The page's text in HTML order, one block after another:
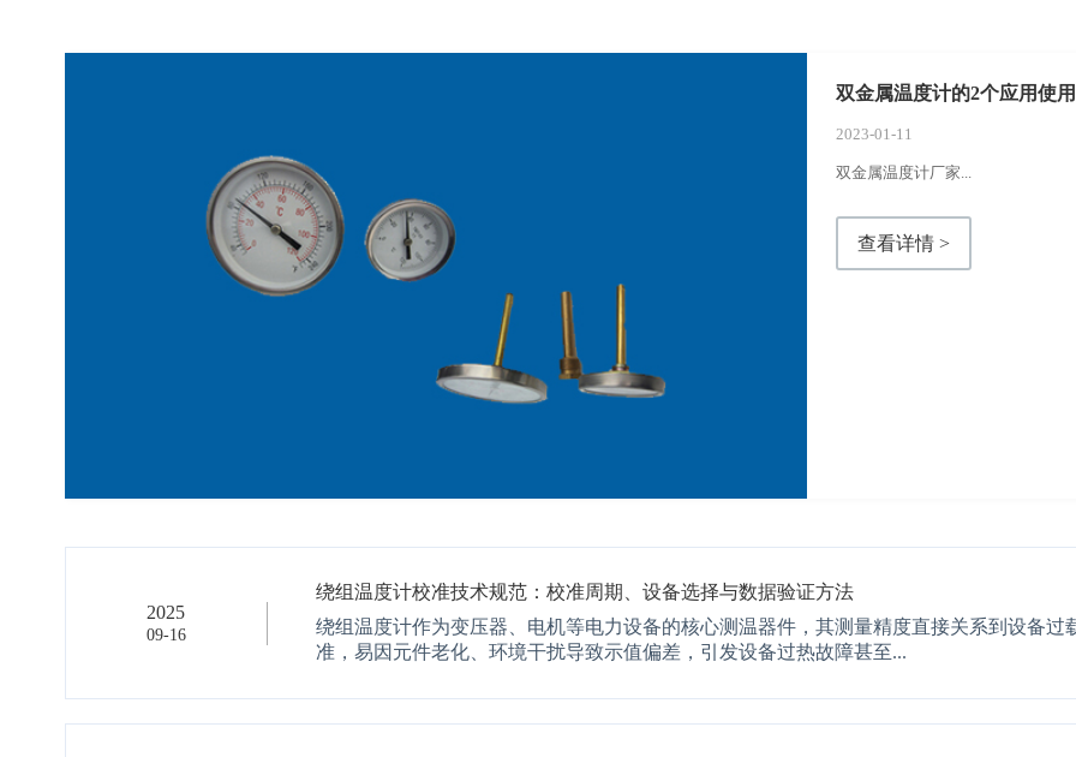
双金属温度计的2个应用使
2023-01-11
双金属温度计厂家...
查看详情 >
2025
09-16
绕组温度计校准技术规范：校准周期、设备选择与数据验证方法
绕组温度计作为变压器、电机等电力设备的核心测温器件，其测量精度直接关系到设备
准，易因元件老化、环境干扰导致示值偏差，引发设备过热故障甚至...